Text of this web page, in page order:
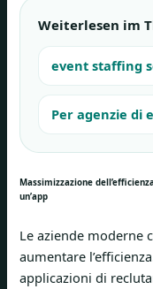
Weiterlesen im
event staffing
Per agenzie di
Massimizzazione
un’app
Le aziende moderne
aumentare
applicazioni di